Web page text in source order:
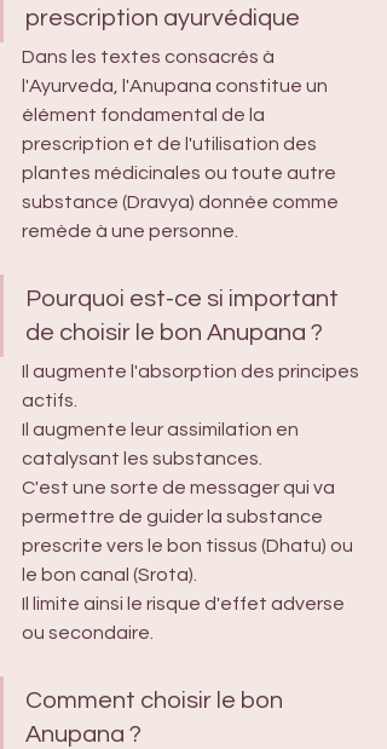
prescription ayurvédique
Dans les textes consacrés à
l'Ayurveda, l'Anupana constitue un
élément fondamental de la
prescription et de l'utilisation des
plantes médicinales ou toute autre
substance (Dravya) donnée comme
remède à une personne.
Pourquoi est-ce si important
de choisir le bon Anupana ?
Il augmente l'absorption des principes
actifs.
Il augmente leur assimilation en
catalysant les substances.
C'est une sorte de messager qui va
permettre de guider la substance
prescrite vers le bon tissus (Dhatu) ou
le bon canal (Srota).
Il limite ainsi le risque d'effet adverse
ou secondaire.
Comment choisir le bon
Anupana ?